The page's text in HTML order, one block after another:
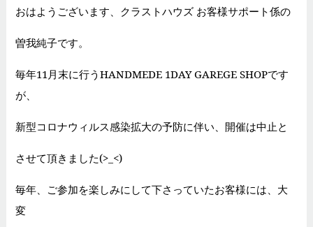
おはようございます、クラストハウズ お客様サポート係の
曽我純子です。
毎年11月末に行うHANDMEDE 1DAY GAREGE SHOPです
が、
新型コロナウィルス感染拡大の予防に伴い、開催は中止と
させて頂きました(>_<)
毎年、ご参加を楽しみにして下さっていたお客様には、大
変